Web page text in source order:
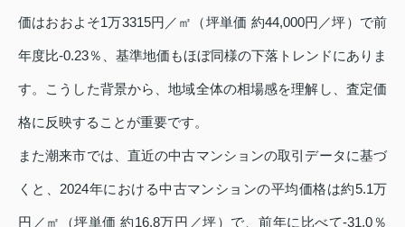
価はおおよそ1万3315円／㎡（坪単価 約44,000円／坪）で前
年度比‐0.23％、基準地価もほぼ同様の下落トレンドにありま
す。こうした背景から、地域全体の相場感を理解し、査定価
格に反映することが重要です。
また潮来市では、直近の中古マンションの取引データに基づ
くと、2024年における中古マンションの平均価格は約5.1万
円／㎡（坪単価 約16.8万円／坪）で、前年に比べて‐31.0％